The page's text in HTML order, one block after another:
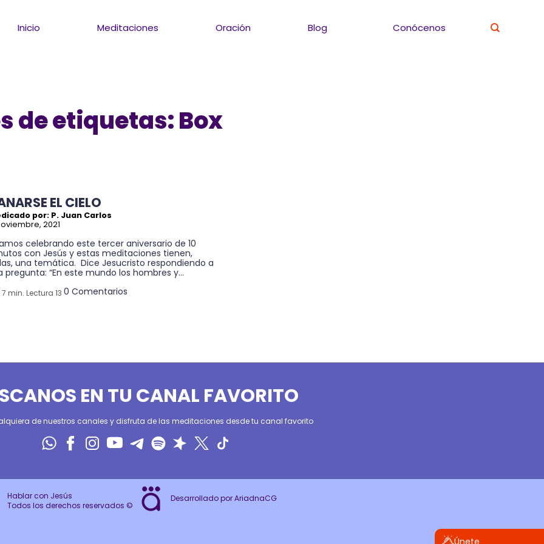
Inicio Meditaciones Oración Blog Conócenos
de etiquetas: Box
EL CIELO
por: P. Juan Carlos
2021
celebrando este tercer aniversario de 10
con Jesús y estas meditaciones tienen,
una temática. Dice Jesucristo respondiendo a
pregunta: “En este mundo los hombres y...
7 min. Lectura 13 0 Comentarios
EN TU CANAL FAVORITO
de nuestros canales y disfruta de las meditaciones desde tu canal favorito
Hablar con Jesús
Todos los derechos reservados ©
Desarrollado por AriadnaCG
Únete